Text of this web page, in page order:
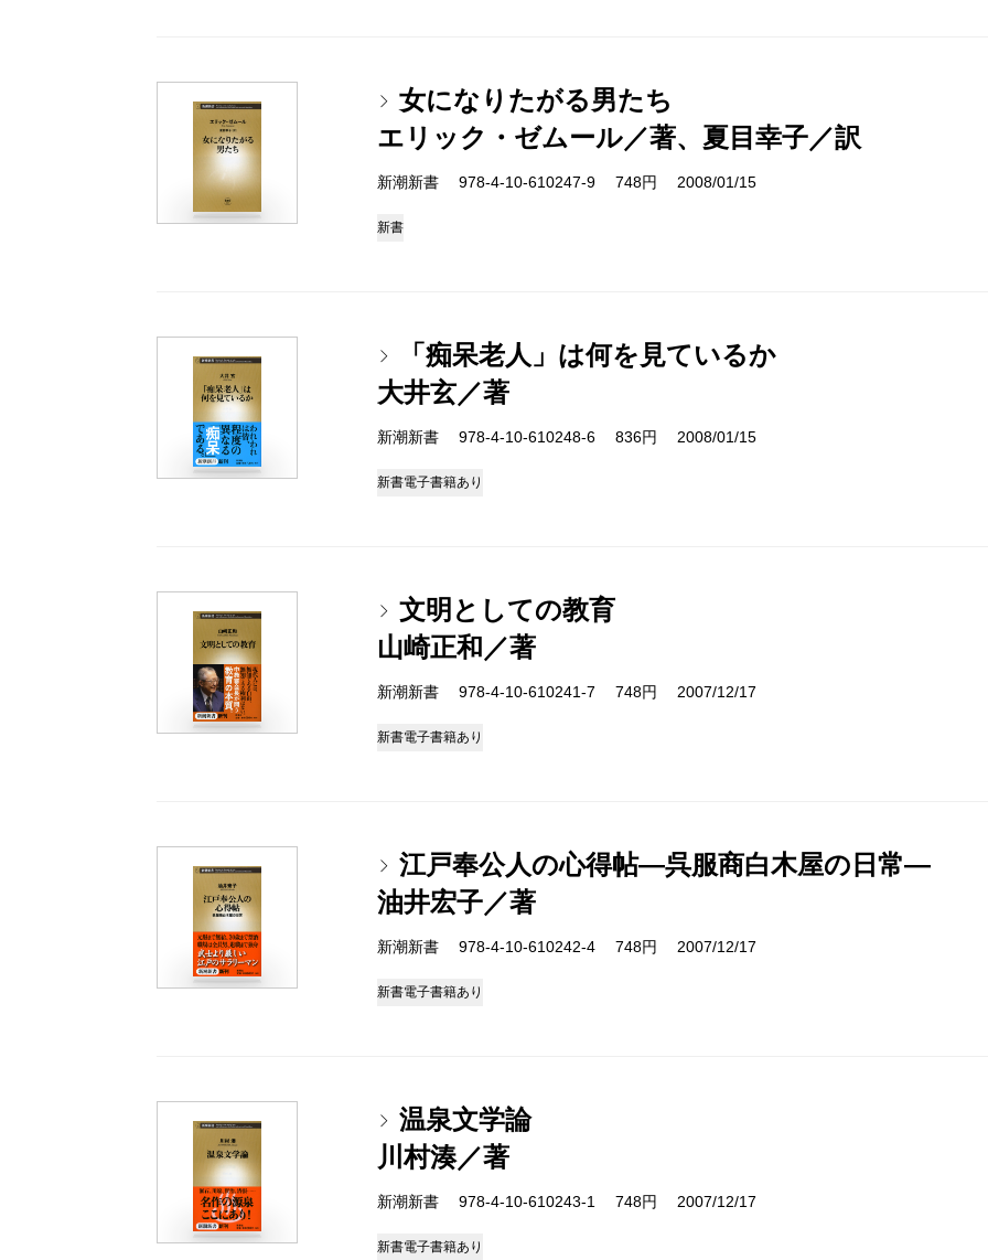
女になりたがる男たち
エリック・ゼムール／著、夏目幸子／訳
新潮新書 978-4-10-610247-9 748円 2008/01/15
新書
「痴呆老人」は何を見ているか
大井玄／著
新潮新書 978-4-10-610248-6 836円 2008/01/15
新書電子書籍あり
文明としての教育
山崎正和／著
新潮新書 978-4-10-610241-7 748円 2007/12/17
新書電子書籍あり
江戸奉公人の心得帖―呉服商白木屋の日常―
油井宏子／著
新潮新書 978-4-10-610242-4 748円 2007/12/17
新書電子書籍あり
温泉文学論
川村湊／著
新潮新書 978-4-10-610243-1 748円 2007/12/17
新書電子書籍あり